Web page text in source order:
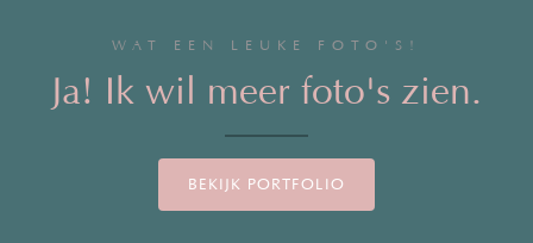
WAT EEN LEUKE FOTO'S!
Ja! Ik wil meer foto's zien.
BEKIJK PORTFOLIO